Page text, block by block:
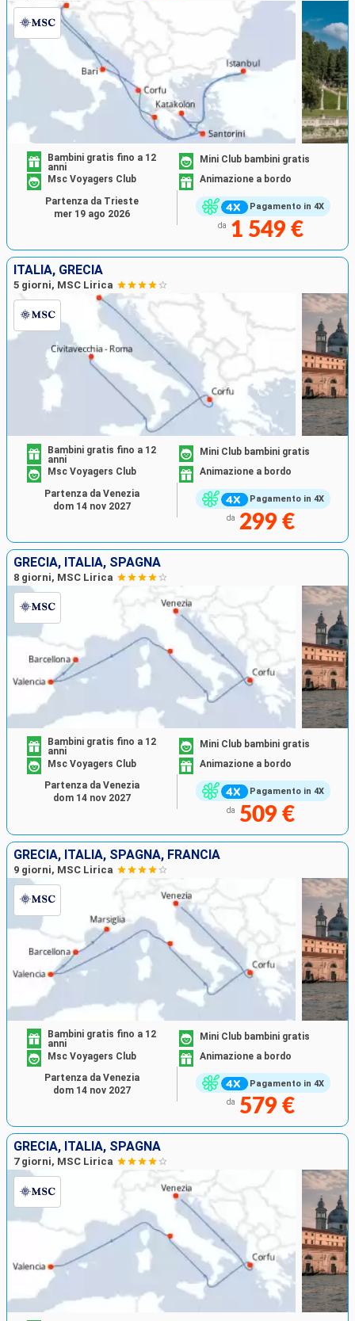
Pagamento in 4X
Bambini gratis fino a 12
anni
Mini Club bambini gratis
Msc Voyagers Club
Animazione a bordo
da 1 549 €
Partenza da Trieste
mer 19 ago 2026
ITALIA, GRECIA
5 giorni, MSC Lirica
Pagamento in 4X
Bambini gratis fino a 12
anni
Mini Club bambini gratis
Msc Voyagers Club
Animazione a bordo
da 299 €
Partenza da Venezia
dom 14 nov 2027
GRECIA, ITALIA, SPAGNA
8 giorni, MSC Lirica
Pagamento in 4X
Bambini gratis fino a 12
anni
Mini Club bambini gratis
Msc Voyagers Club
Animazione a bordo
da 509 €
Partenza da Venezia
dom 14 nov 2027
GRECIA, ITALIA, SPAGNA, FRANCIA
9 giorni, MSC Lirica
Pagamento in 4X
Bambini gratis fino a 12
anni
Mini Club bambini gratis
Msc Voyagers Club
Animazione a bordo
da 579 €
Partenza da Venezia
dom 14 nov 2027
GRECIA, ITALIA, SPAGNA
7 giorni, MSC Lirica